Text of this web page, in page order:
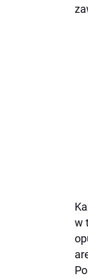
w